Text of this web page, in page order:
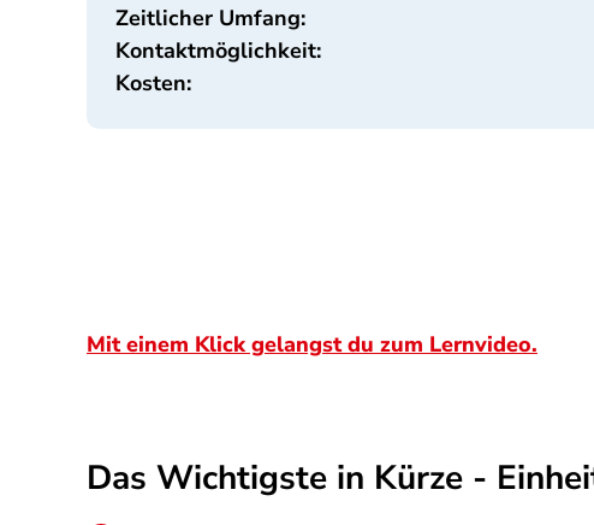
Zeitlicher Umfang:
Kontaktmöglichkeit:
Kosten:
Mit einem Klick gelangst du zum Lernvideo.
Das Wichtigste in Kürze -